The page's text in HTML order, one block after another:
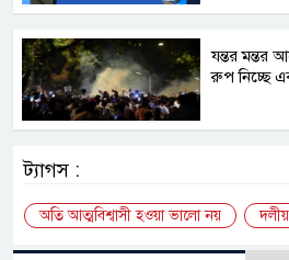
যন্তর মন্তর
রুপ নিচ্ছে
ট্যাগস :
অতি আত্মবিশ্বাসী হওয়া ভালো নয়